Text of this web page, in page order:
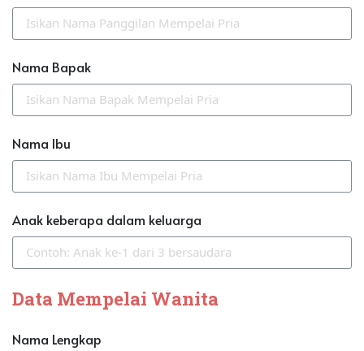
Nama Bapak
Nama Ibu
Anak keberapa dalam keluarga
Data Mempelai Wanita
Nama Lengkap